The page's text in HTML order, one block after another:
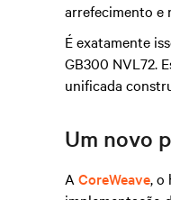
arrefecimento e
É exatamente
GB300 NVL72.
unificada
Um novo
A CoreWeave, o